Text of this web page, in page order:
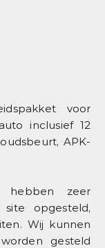
voor
inclusief 12
APK-
hebben zeer
opgesteld,
Wij kunnen
gesteld